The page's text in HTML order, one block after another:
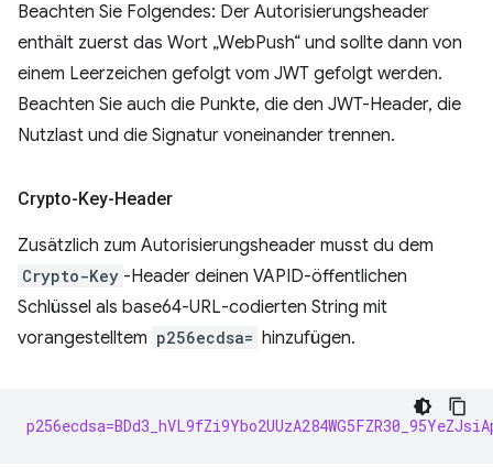
Beachten Sie Folgendes: Der Autorisierungsheader
enthält zuerst das Wort „WebPush“ und sollte dann von
einem Leerzeichen gefolgt vom JWT gefolgt werden.
Beachten Sie auch die Punkte, die den JWT-Header, die
Nutzlast und die Signatur voneinander trennen.
Crypto-Key-Header
Zusätzlich zum Autorisierungsheader musst du dem
Crypto-Key -Header deinen VAPID-öffentlichen
Schlüssel als base64-URL-codierten String mit
vorangestelltem p256ecdsa= hinzufügen.